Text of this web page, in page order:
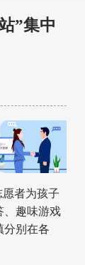
”集中
者为孩子
、趣味游戏
分别在各